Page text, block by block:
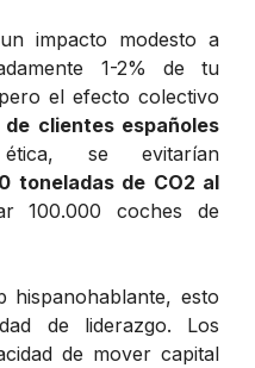
impacto modesto a
1-2% de tu
el efecto colectivo
de clientes españoles
se evitarían
toneladas de CO2 al
100.000 coches de
hispanohablante, esto
de liderazgo. Los
de mover capital